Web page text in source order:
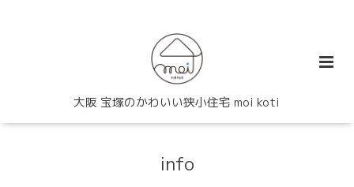
大阪 宝塚のかわいい狭小住宅 moi koti
info